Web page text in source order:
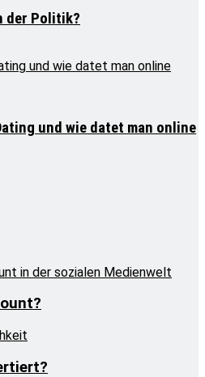
der Politik?
und wie datet man online